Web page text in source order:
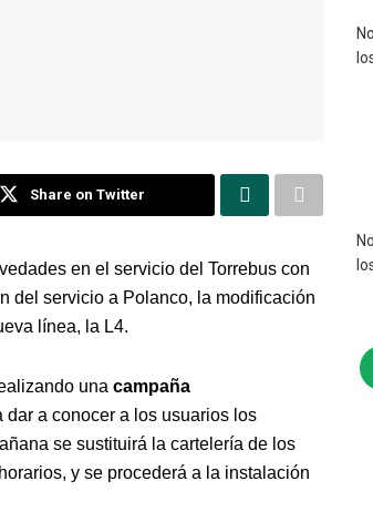
Share on Twitter
en el servicio del Torrebus con
del servicio a Polanco, la modificación
línea, la L4.
una campaña
dar a conocer a los usuarios los
se sustituirá la cartelería de los
y se procederá a la instalación